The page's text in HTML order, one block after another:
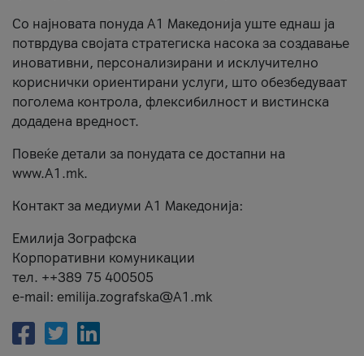
Со најновата понуда А1 Македонија уште еднаш ја
потврдува својата стратегиска насока за создавање
иновативни, персонализирани и исклучително
кориснички ориентирани услуги, што обезбедуваат
поголема контрола, флексибилност и вистинска
додадена вредност.
Повеќе детали за понудата се достапни на
www.А1.mk.
Контакт за медиуми А1 Македонија:
Емилија Зографска
Корпоративни комуникации
тел. ++389 75 400505
e-mail: emilija.zografska@A1.mk